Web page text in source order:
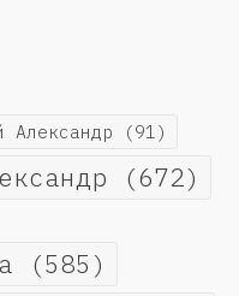
Александр (91)
(672)
(585)